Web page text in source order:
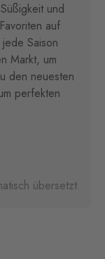
und
auf
Saison
Markt, um
den neuesten
perfekten
übersetzt